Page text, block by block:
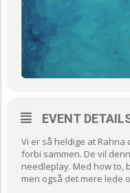
EVENT
Vi er så heldige at Rahna
forbi sammen. De vil
needleplay. Med how to,
men også det mere lede